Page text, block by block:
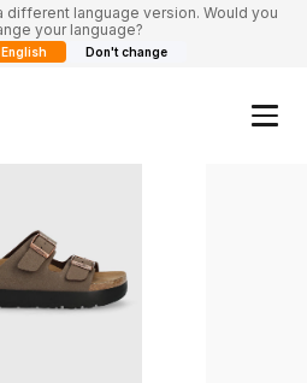
different language version. Would you
your language?
Don't change